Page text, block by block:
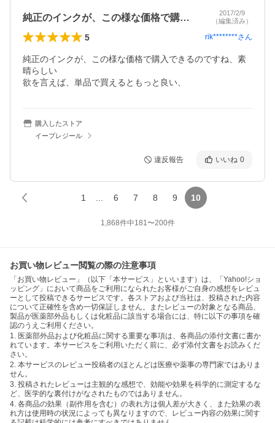
純正のインクが、この様な価格で購入でき…
2017/2/9
（編集済み）
5 rik********さん
純正のインクが、この様な価格で購入できるのですね、素
晴らしい
欲を言えば、単品で買えるともっと良い、
購入したストア
イープレジール
違反報告 いいね 0
1 6 7 8 9 10
1,868件中181〜200件
お買い物レビュー閲覧の際の注意事項
「お買い物レビュー」（以下「本サービス」といいます）は、「Yahoo!ショ
ッピング」において商品をご利用になられたお客様がご自身の感想をレビュ
ーとして投稿できるサービスです。各ストアおよび当社は、投稿された内容
について正確性を含め一切保証しません。またレビューの対象となる商品、
製品が医薬部外品もしくは化粧品に該当する場合には、特に以下の事項を確
認のうえご利用ください。
1. 医薬部外品および化粧品に関する重要な事項は、各商品の添付文書に書か
れています。本サービスをご利用いただく前に、必ず添付文書をお読みくだ
さい。
2. 本サービスのレビュー投稿者のほとんどは医療や薬事の専門家ではありま
せん。
3. 投稿されたレビューは主観的な感想で、効能や効果を科学的に測定するな
ど、医学的な裏付けがなされたものではありません。
4. 各商品の効果（副作用を含む）の表れ方は個人差が大きく、また効果の表
れ方は使用時の状況によっても異なりますので、レビュー内容の効果に関す